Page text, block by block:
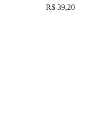
R$ 39,20